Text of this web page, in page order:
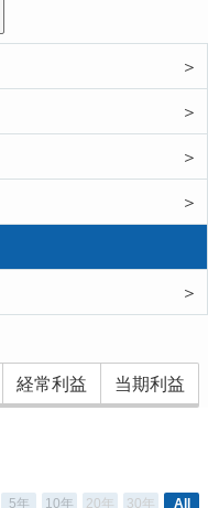
＞
＞
＞
＞
＞
経常利益 当期利益
5年 10年 20年 30年 All